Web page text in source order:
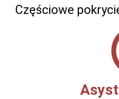
Częściowe